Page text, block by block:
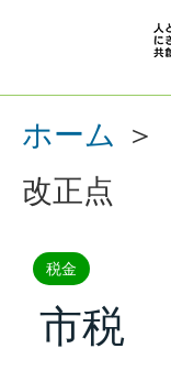
ホーム ＞
改正点
税金
市税